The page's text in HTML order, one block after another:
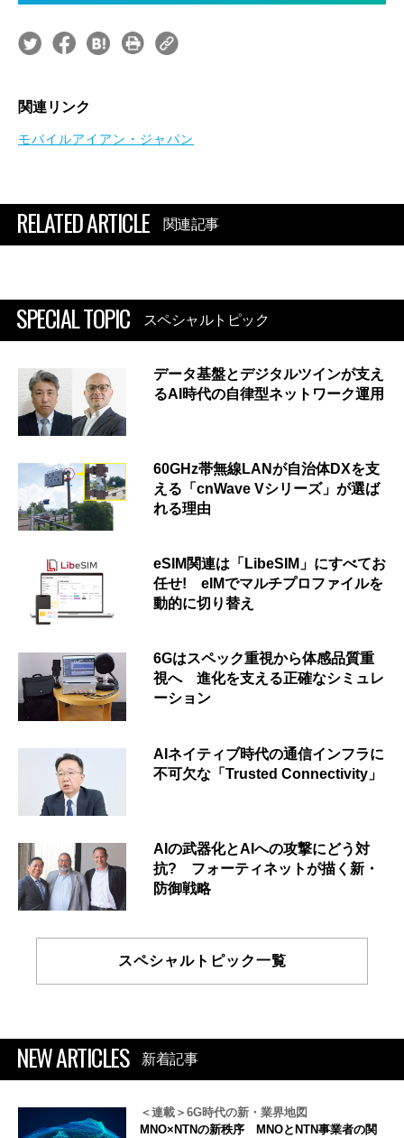
関連リンク
モバイルアイアン・ジャパン
RELATED ARTICLE 関連記事
SPECIAL TOPIC スペシャルトピック
データ基盤とデジタルツインが支え
るAI時代の自律型ネットワーク運用
60GHz帯無線LANが自治体DXを支
える「cnWave Vシリーズ」が選ば
れる理由
eSIM関連は「LibeSIM」にすべてお
任せ! eIMでマルチプロファイルを
動的に切り替え
6Gはスペック重視から体感品質重
視へ 進化を支える正確なシミュレ
ーション
AIネイティブ時代の通信インフラに
不可欠な「Trusted Connectivity」
AIの武器化とAIへの攻撃にどう対
抗? フォーティネットが描く新・
防御戦略
スペシャルトピック一覧
NEW ARTICLES 新着記事
＜連載＞6G時代の新・業界地図
MNO×NTNの新秩序 MNOとNTN事業者の関